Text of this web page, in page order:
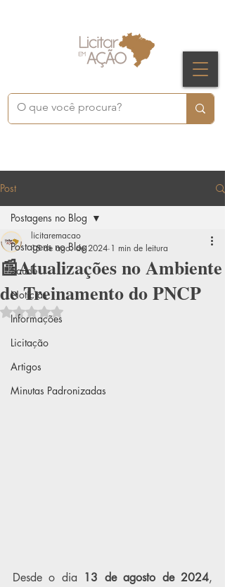
Post
Postagens no Blog
Saúde
Notícias
Informações
Licitação
Artigos
Minutas Padronizadas
Postagens no Blog
📰Atualizações no Ambiente
de Treinamento do PNCP
licitaremacao
15 de ago. de 2024 1 min de leitura
Avaliado com NaN de 5 estrelas.
Desde o dia 13 de agosto de 2024,